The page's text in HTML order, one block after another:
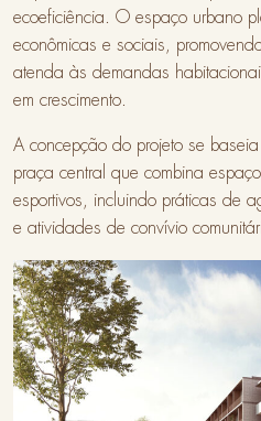
ecoeficiência. O espaço urbano
econômicas e sociais,
atenda às demandas
em crescimento.
A concepção do projeto se
praça central que combina
esportivos, incluindo práticas de
e atividades de convívio